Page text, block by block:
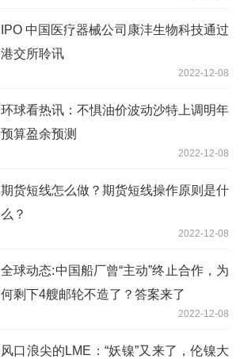
IPO 中国医疗器械公司康沣生物科技通过
港交所聆讯
2022-12-08
环球看热讯：不惧油价波动沙特上调明年
预算盈余预测
2022-12-08
期货短线怎么做？期货短线操作原则是什
么？
2022-12-08
全球动态:中国船厂曾“主动”终止合作，为
何剩下4艘邮轮不造了？答案来了
2022-12-08
风口浪尖的LME：“妖镍”又来了，伦镍大